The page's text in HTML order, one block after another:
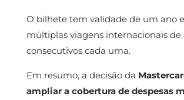
O bilhete tem validade de um ano
múltiplas viagens internacionais de
consecutivos cada uma.
Em resumo, a decisão da
ampliar a cobertura de despesas